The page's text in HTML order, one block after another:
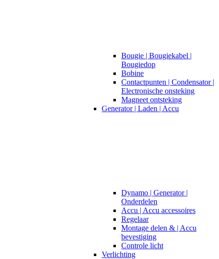
Bougie | Bougiekabel |
Bougiedop
Bobine
Contactpunten | Condensator |
Electronische onsteking
Magneet ontsteking
Generator | Laden | Accu
Dynamo | Generator |
Onderdelen
Accu | Accu accessoires
Regelaar
Montage delen & | Accu
bevestiging
Controle licht
Verlichting